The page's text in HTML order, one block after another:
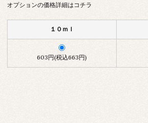
オプションの価格詳細はコチラ
１０ｍｌ
603円(税込663円)